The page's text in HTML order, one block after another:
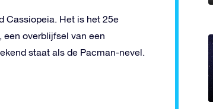
Cassiopeia. Het is het 25e
overblijfsel van een
staat als de Pacman-nevel.